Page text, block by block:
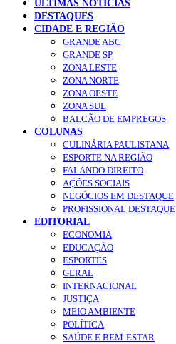
ÚLTIMAS NOTÍCIAS
DESTAQUES
CIDADE E REGIÃO
GRANDE ABC
GRANDE SP
ZONA LESTE
ZONA NORTE
ZONA OESTE
ZONA SUL
BALCÃO DE EMPREGOS
COLUNAS
CULINÁRIA PAULISTANA
ESPORTE NA REGIÃO
FALANDO DIREITO
AÇÕES SOCIAIS
NEGÓCIOS EM DESTAQUE
PROFISSIONAL DESTAQUE
EDITORIAL
ECONOMIA
EDUCAÇÃO
ESPORTES
GERAL
INTERNACIONAL
JUSTIÇA
MEIO AMBIENTE
POLÍTICA
SAÚDE E BEM-ESTAR